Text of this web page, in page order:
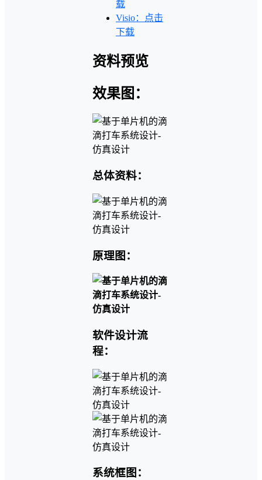
载
Visio：点击
下载
资料预览
效果图：
总体资料：
原理图：
软件设计流
程：
系统框图：